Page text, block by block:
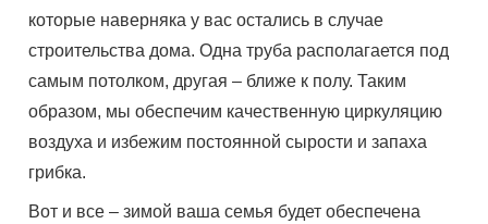
которые наверняка у вас остались в случае
строительства дома. Одна труба располагается под
самым потолком, другая – ближе к полу. Таким
образом, мы обеспечим качественную циркуляцию
воздуха и избежим постоянной сырости и запаха
грибка.
Вот и все – зимой ваша семья будет обеспечена